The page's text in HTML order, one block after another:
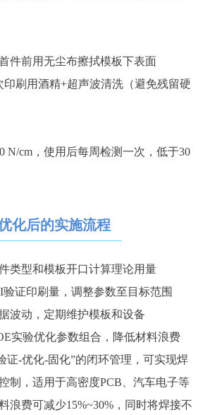
件前用无尘布擦拭模板下表面
印刷用酒精+超声波清洗（避免残留硬
N/cm，使用后每周检测一次，低于30
化后的实施流程
类型和模板开口计算理论用量
验证印刷量，调整参数至目标范围
波动，定期维护模板和设备
实验优化参数组合，降低材料浪费
证-优化-固化”的闭环管理，可实现焊
制，适用于高密度PCB、汽车电子等
浪费可减少15%~30%，同时将焊接不